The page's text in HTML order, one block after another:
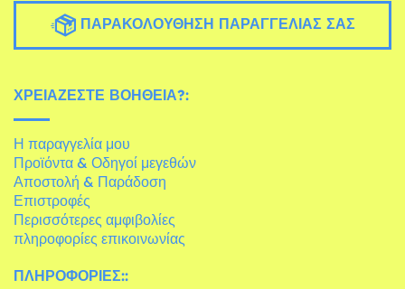
ΠΑΡΑΚΟΛΟΎΘΗΣΗ ΠΑΡΑΓΓΕΛΊΑΣ ΣΑΣ
ΧΡΕΙΆΖΕΣΤΕ ΒΟΉΘΕΙΑ?:
Η παραγγελία μου
Προϊόντα & Οδηγοί μεγεθών
Αποστολή & Παράδοση
Επιστροφές
Περισσότερες αμφιβολίες
πληροφορίες επικοινωνίας
ΠΛΗΡΟΦΟΡΊΕΣ::